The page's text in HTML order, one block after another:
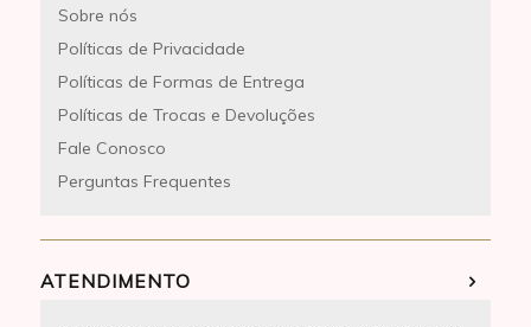
Sobre nós
Políticas de Privacidade
Políticas de Formas de Entrega
Políticas de Trocas e Devoluções
Fale Conosco
Perguntas Frequentes
ATENDIMENTO